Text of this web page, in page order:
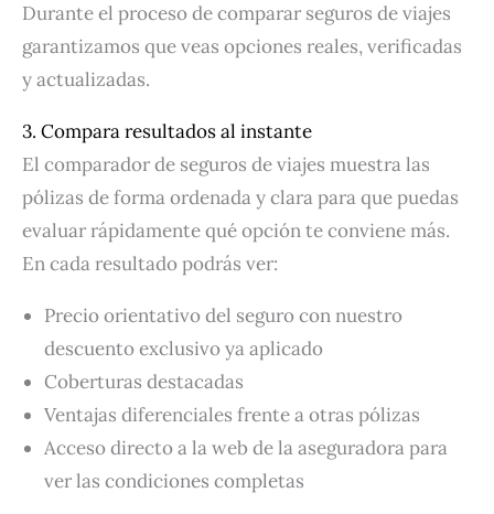
Durante el proceso de comparar seguros de viajes
garantizamos que veas opciones reales, verificadas
y actualizadas.
3. Compara resultados al instante
El comparador de seguros de viajes muestra las
pólizas de forma ordenada y clara para que puedas
evaluar rápidamente qué opción te conviene más.
En cada resultado podrás ver:
Precio orientativo del seguro con nuestro
descuento exclusivo ya aplicado
Coberturas destacadas
Ventajas diferenciales frente a otras pólizas
Acceso directo a la web de la aseguradora para
ver las condiciones completas